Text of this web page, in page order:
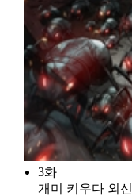
3화
개미 키우다 외